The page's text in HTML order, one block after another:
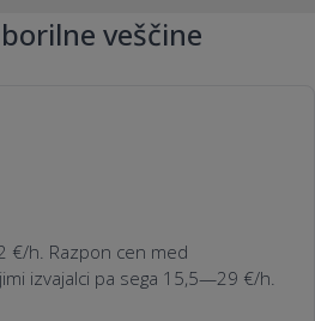
veščine
€/h. Razpon cen med
izvajalci pa sega 15,5—29 €/h.